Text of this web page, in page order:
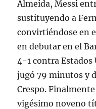
Almeida, Messi
sustituyendo a
convirtiéndose en
en debutar en el
4-1 contra Estados
jugó 79 minutos y
Crespo.
vigésimo noveno